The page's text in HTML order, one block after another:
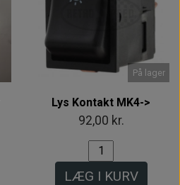
På lager
Lys Kontakt MK4->
92,00 kr.
LÆG I KURV